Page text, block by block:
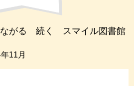
がる 続く スマイル図書館
11月